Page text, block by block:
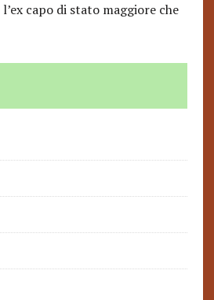
capo di stato maggiore che